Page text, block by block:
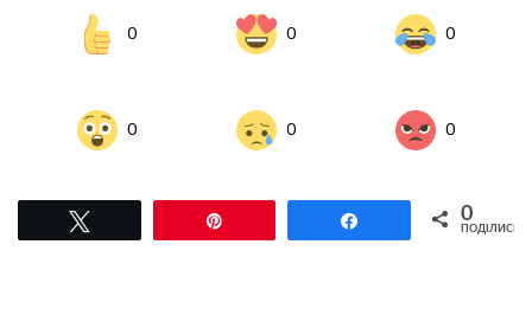
0 0 0
0 0 0
Поділитися0
ПОДІЛИСЬ